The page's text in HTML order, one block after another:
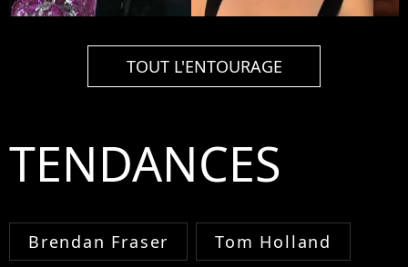
TOUT L'ENTOURAGE
TENDANCES
Brendan Fraser Tom Holland